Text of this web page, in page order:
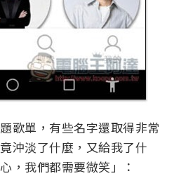
歌單，有些名字還取得非常
沖淡了什麼，又給我了什
，我們都需要微笑」：